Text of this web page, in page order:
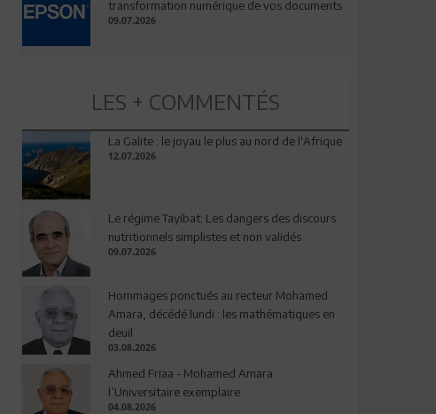
transformation numérique de vos documents
09.07.2026
LES + COMMENTÉS
La Galite : le joyau le plus au nord de l'Afrique
12.07.2026
Le régime Tayibat: Les dangers des discours
nutritionnels simplistes et non validés
09.07.2026
Hommages ponctués au recteur Mohamed
Amara, décédé lundi : les mathématiques en
deuil
03.08.2026
Ahmed Friaa - Mohamed Amara:
l’Universitaire exemplaire
04.08.2026